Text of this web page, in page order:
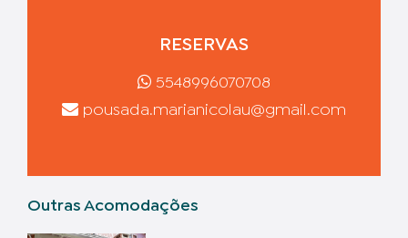
RESERVAS
5548996070708
pousada.marianicolau@gmail.com
Outras Acomodações